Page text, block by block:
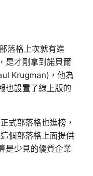
落格上次就有進
是才剛拿到諾貝爾
Krugman)，他為
也設置了線上版的
式部落格也進榜，
個部落格上面提供
是少見的優質企業